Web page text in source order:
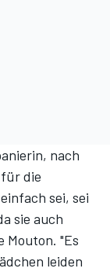
nach
die
sei, sei
sie auch
Mouton. "Es
leiden